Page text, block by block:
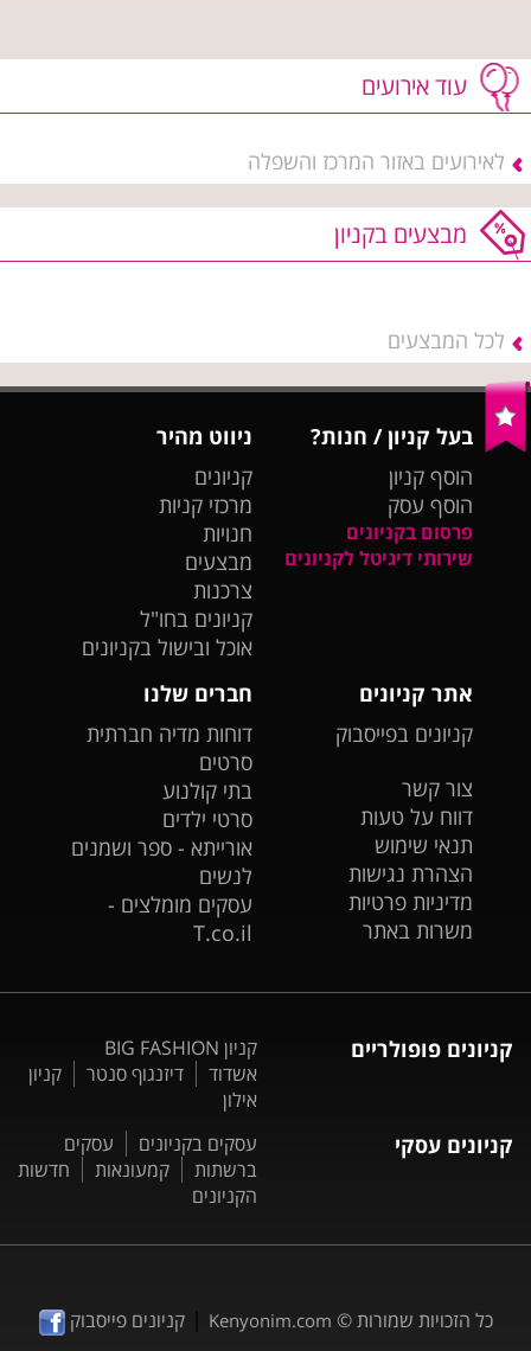
עוד אירועים
לאירועים באזור המרכז והשפלה
מבצעים בקניון
לכל המבצעים
בעל קניון / חנות?
הוסף קניון
הוסף עסק
פרסום בקניונים
שירותי דיגיטל לקניונים
ניווט מהיר
קניונים
מרכזי קניות
חנויות
מבצעים
צרכנות
קניונים בחו"ל
אוכל ובישול בקניונים
אתר קניונים
קניונים בפייסבוק
צור קשר
דווח על טעות
תנאי שימוש
הצהרת נגישות
מדיניות פרטיות
משרות באתר
חברים שלנו
דוחות מדיה חברתית
סרטים
בתי קולנוע
סרטי ילדים
אורייתא - ספר ושמנים
לנשים
עסקים מומלצים -
T.co.il
קניונים פופולריים
קניון BIG FASHION
אשדוד
דיזנגוף סנטר
קניון
אילון
קניונים עסקי עסקים בקניונים
עסקים
ברשתות
קמעונאות
חדשות
הקניונים
כל הזכויות שמורות © Kenyonim.com
|קניונים פייסבוק